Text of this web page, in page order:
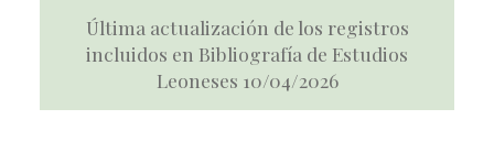
Última actualización de los registros
incluidos en Bibliografía de Estudios
Leoneses 10/04/2026